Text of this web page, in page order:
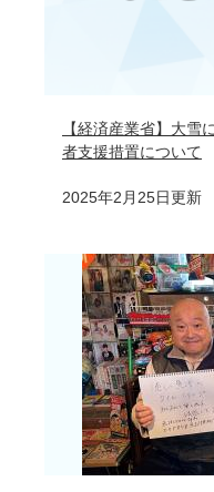
【経済産業省】大雪
者支援措置について
2025年2月25日更新